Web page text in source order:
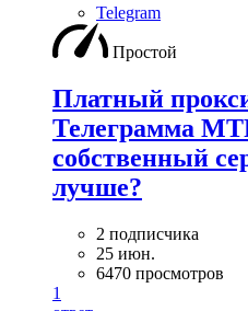
Telegram
Простой
Платный
Телеграмма
собственный
лучше?
2 подписчика
25 июн.
6470 просмотров
1